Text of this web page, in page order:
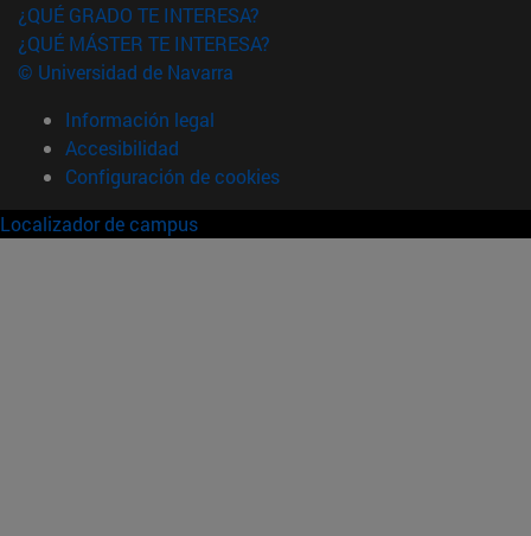
¿QUÉ GRADO TE INTERESA?
¿QUÉ MÁSTER TE INTERESA?
© Universidad de Navarra
Información legal
Accesibilidad
Configuración de cookies
Localizador de campus